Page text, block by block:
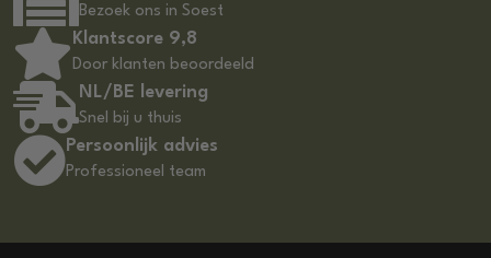
Bezoek ons in Soest
Klantscore 9,8
Door klanten beoordeeld
NL/BE levering
Snel bij u thuis
Persoonlijk advies
Professioneel team